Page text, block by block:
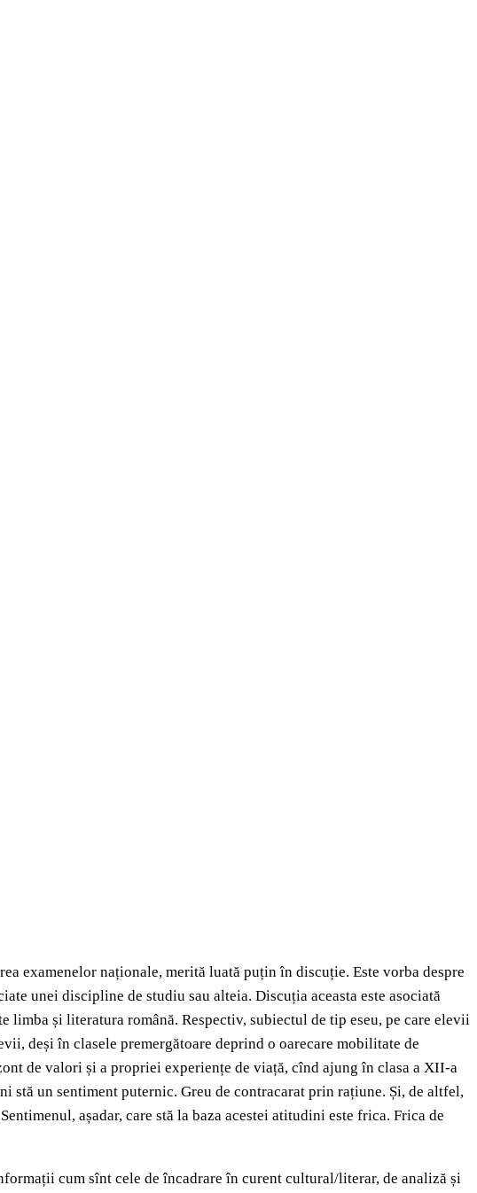
examenelor naționale, merită luată puțin în discuție. Este vorba despre
unei discipline de studiu sau alteia. Discuția aceasta este asociată
și literatura română. Respectiv, subiectul de tip eseu, pe care elevii
deși în clasele premergătoare deprind o oarecare mobilitate de
de valori și a propriei experiențe de viață, cînd ajung în clasa a XII-a
stă un sentiment puternic. Greu de contracarat prin rațiune. Și, de altfel,
așadar, care stă la baza acestei atitudini este frica. Frica de
cum sînt cele de încadrare în curent cultural/literar, de analiză și